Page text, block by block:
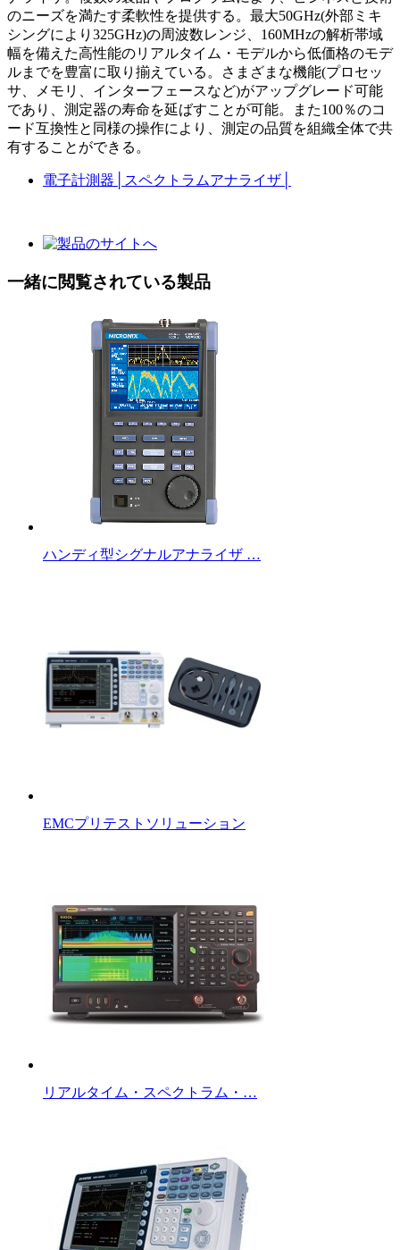
のニーズを満たす柔軟性を提供する。最大50GHz(外部ミキ
シングにより325GHz)の周波数レンジ、160MHzの解析帯域
幅を備えた高性能のリアルタイム・モデルから低価格のモデ
ルまでを豊富に取り揃えている。さまざまな機能(プロセッ
サ、メモリ、インターフェースなど)がアップグレード可能
であり、測定器の寿命を延ばすことが可能。また100％のコ
ード互換性と同様の操作により、測定の品質を組織全体で共
有することができる。
電子計測器 スペクトラムアナライザ
一緒に閲覧されている製品
ハンディ型シグナルアナライザ …
EMCプリテストソリューション
リアルタイム・スペクトラム・…